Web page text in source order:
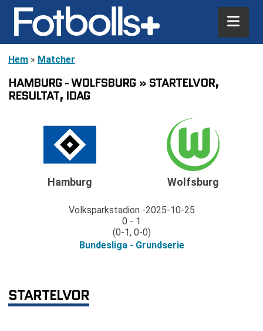
Hem » Matcher
HAMBURG - WOLFSBURG » STARTELVOR,
RESULTAT, IDAG
Hamburg
Volksparkstadion 2025-10-25
0 - 1
(0-1, 0-0)
Bundesliga - Grundserie
Wolfsburg
STARTELVOR